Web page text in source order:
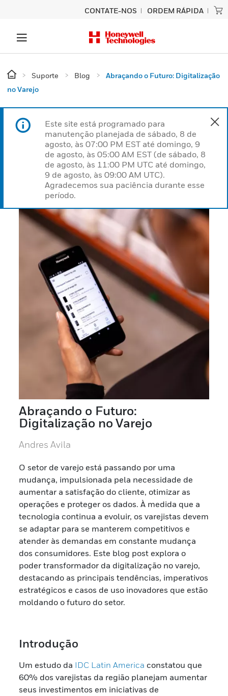
CONTATE-NOS ORDEM RÁPIDA
Suporte Blog
Abraçando o Futuro: Digitalização
no Varejo
Este site está programado para
manutenção planejada de sábado, 8 de
agosto, às 07:00 PM EST até domingo, 9
de agosto, às 05:00 AM EST (de sábado, 8
de agosto, às 11:00 PM UTC até domingo,
9 de agosto, às 09:00 AM UTC).
Agradecemos sua paciência durante esse
período.
Abraçando o Futuro:
Digitalização no Varejo
Andres Avila
O setor de varejo está passando por uma
mudança, impulsionada pela necessidade de
aumentar a satisfação do cliente, otimizar as
operações e proteger os dados. À medida que a
tecnologia continua a evoluir, os varejistas devem
se adaptar para se manterem competitivos e
atender às demandas em constante mudança
dos consumidores. Este blog post explora o
poder transformador da digitalização no varejo,
destacando as principais tendências, imperativos
estratégicos e casos de uso inovadores que estão
moldando o futuro do setor.
Introdução
Um estudo da IDC Latin America constatou que
60% dos varejistas da região planejam aumentar
seus investimentos em iniciativas de